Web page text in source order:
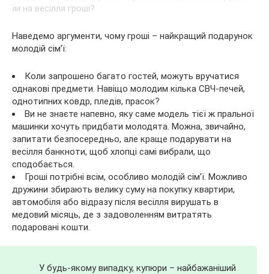
Наведемо аргументи, чому гроші – найкращий подарунок
молодій сім’ї:
Коли запрошено багато гостей, можуть вручатися
однакові предмети. Навіщо молодим кілька СВЧ-печей,
однотипних ковдр, пледів, прасок?
Ви не знаєте напевно, яку саме модель тієї ж пральної
машинки хочуть придбати молодята. Можна, звичайно,
запитати безпосередньо, але краще подарувати на
весілля банкноти, щоб хлопці самі вибрали, що
сподобається.
Гроші потрібні всім, особливо молодій сім’ї. Можливо
дружини збирають велику суму на покупку квартири,
автомобіля або відразу після весілля вирушать в
медовий місяць, де з задоволенням витратять
подаровані кошти.
У будь-якому випадку, купюри – найбажаніший